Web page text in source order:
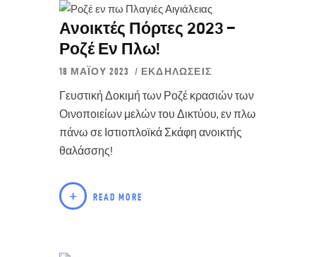
Ανοικτές Πόρτες 2023 –
Ροζέ Εν Πλω!
18 ΜΑΪ́ΟΥ 2023 ΕΚΔΗΛΏΣΕΙΣ
Γευστική Δοκιμή των Ροζέ κρασιών των
Οινοποιείων μελών του Δικτύου, εν πλω
πάνω σε Ιστιοπλοϊκά Σκάφη ανοικτής
θαλάσσης!
READ MORE